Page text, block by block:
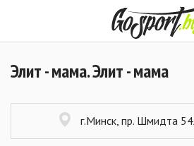
Элит - мама. Элит - мама
г.Минск, пр. Шмидта